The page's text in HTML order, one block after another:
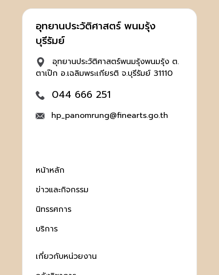
อุทยานประวัติศาสตร์ พนมรุ้ง
บุรีรัมย์
อุทยานประวัติศาสตร์พนมรุ้งพนมรุ้ง ต.
ตาเป๊ก อ.เฉลิมพระเกียรติ จ.บุรีรัมย์ 31110
044 666 251
hp_panomrung@finearts.go.th
หน้าหลัก
ข่าวและกิจกรรม
นิทรรศการ
บริการ
เกี่ยวกับหน่วยงาน